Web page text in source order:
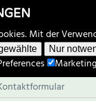
Mit der
Nur
Marketing